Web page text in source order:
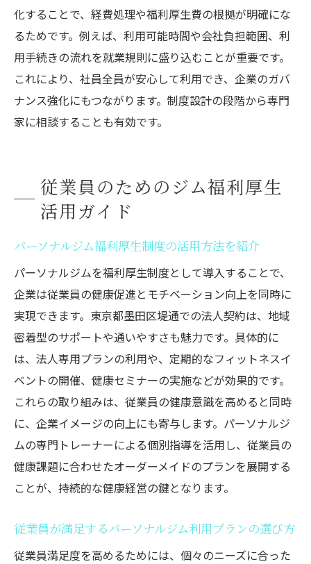
化することで、経費処理や福利厚生費の根拠が明確にな
るためです。例えば、利用可能時間や会社負担範囲、利
用手続きの流れを就業規則に盛り込むことが重要です。
これにより、社員全員が安心して利用でき、企業のガバ
ナンス強化にもつながります。制度設計の段階から専門
家に相談することも有効です。
従業員のためのジム福利厚生
活用ガイド
パーソナルジム福利厚生制度の活用方法を紹介
パーソナルジムを福利厚生制度として導入することで、
企業は従業員の健康促進とモチベーション向上を同時に
実現できます。東京都墨田区堤通での法人契約は、地域
密着型のサポートや通いやすさも魅力です。具体的に
は、法人専用プランの利用や、定期的なフィットネスイ
ベントの開催、健康セミナーの実施などが効果的です。
これらの取り組みは、従業員の健康意識を高めると同時
に、企業イメージの向上にも寄与します。パーソナルジ
ムの専門トレーナーによる個別指導を活用し、従業員の
健康課題に合わせたオーダーメイドのプランを展開する
ことが、持続的な健康経営の鍵となります。
従業員が満足するパーソナルジム利用プランの選び方
従業員満足度を高めるためには、個々のニーズに合った